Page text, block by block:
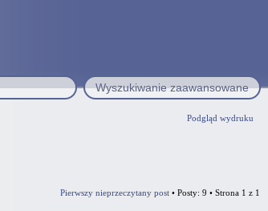
Wyszukiwanie zaawansowane
Podgląd wydruku
Pierwszy nieprzeczytany post • Posty: 9 • Strona 1 z 1